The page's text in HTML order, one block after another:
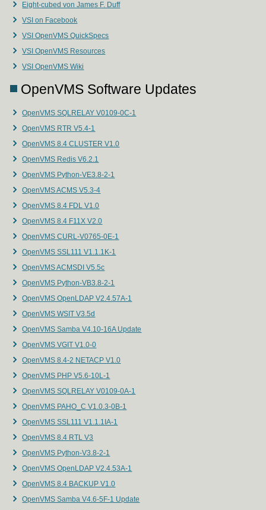
Eight-cubed von James F. Duff
VSI on Facebook
VSI OpenVMS QuickSpecs
VSI OpenVMS Resources
VSI OpenVMS Wiki
OpenVMS Software Updates
OpenVMS SQLRELAY V0109-0C-1
OpenVMS RTR V5.4-1
OpenVMS 8.4 CLUSTER V1.0
OpenVMS Redis V6.2.1
OpenVMS Python-VE3.8-2-1
OpenVMS ACMS V5.3-4
OpenVMS 8.4 FDL V1.0
OpenVMS 8.4 F11X V2.0
OpenVMS CURL-V0765-0E-1
OpenVMS SSL111 V1.1.1K-1
OpenVMS ACMSDI V5.5c
OpenVMS Python-VB3.8-2-1
OpenVMS OpenLDAP V2.4.57A-1
OpenVMS WSIT V3.5d
OpenVMS Samba V4.10-16A Update
OpenVMS VGIT V1.0-0
OpenVMS 8.4-2 NETACP V1.0
OpenVMS PHP V5.6-10L-1
OpenVMS SQLRELAY V0109-0A-1
OpenVMS PAHO_C V1.0.3-0B-1
OpenVMS SSL111 V1.1.1IA-1
OpenVMS 8.4 RTL V3
OpenVMS Python-V3.8-2-1
OpenVMS OpenLDAP V2.4.53A-1
OpenVMS 8.4 BACKUP V1.0
OpenVMS Samba V4.6-5F-1 Update